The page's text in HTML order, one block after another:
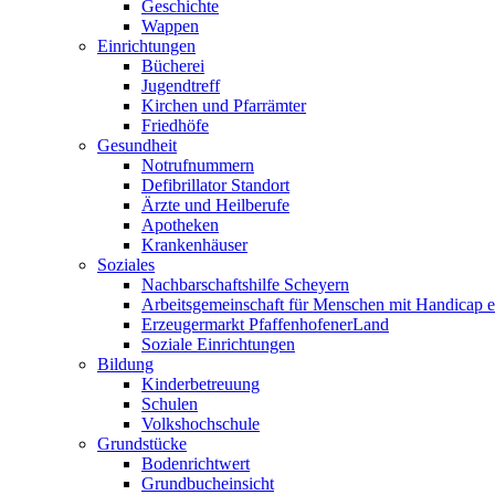
Geschichte
Wappen
Einrichtungen
Bücherei
Jugendtreff
Kirchen und Pfarrämter
Friedhöfe
Gesundheit
Notrufnummern
Defibrillator Standort
Ärzte und Heilberufe
Apotheken
Krankenhäuser
Soziales
Nachbarschaftshilfe Scheyern
Arbeitsgemeinschaft für Menschen mit Handicap
Erzeugermarkt PfaffenhofenerLand
Soziale Einrichtungen
Bildung
Kinderbetreuung
Schulen
Volkshochschule
Grundstücke
Bodenrichtwert
Grundbucheinsicht